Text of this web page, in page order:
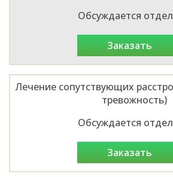
Обсуждается
заказать
Лечение сопутствующих
тревожность)
Обсуждается
заказать